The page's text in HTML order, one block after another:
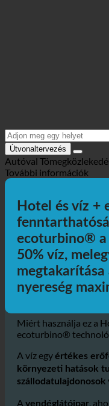
Útvonaltervezés
Autóval
Hotel és víz +
ecoturbino® a
50% víz,
megtakarítása
Miért használja ez a
ecoturbino®
A víz egyértékes
környezeti hatások
szállodatulajdonosok